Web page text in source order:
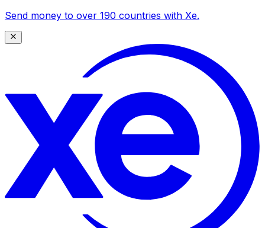
Send money to over 190 countries with Xe.